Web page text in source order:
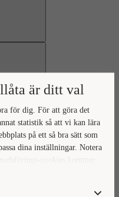
är ditt val
för dig. För att göra det
statistik så att vi kan lära
på ett så bra sätt som
dina inställningar. Notera
cookies kommer